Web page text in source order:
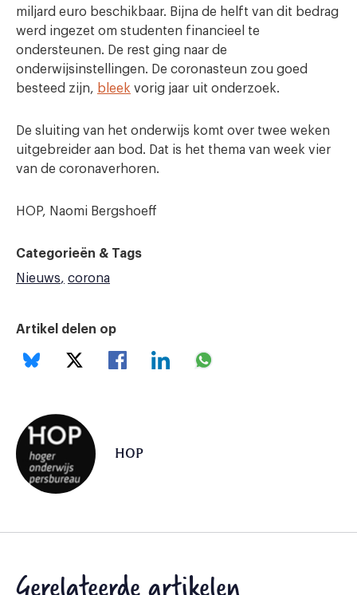
miljard euro beschikbaar. Bijna de helft van dit bedrag
werd ingezet om studenten financieel te
ondersteunen. De rest ging naar de
onderwijsinstellingen. De coronasteun zou goed
besteed zijn, bleek vorig jaar uit onderzoek.
De sluiting van het onderwijs komt over twee weken
uitgebreider aan bod. Dat is het thema van week vier
van de coronaverhoren.
HOP, Naomi Bergshoeff
Categorieën & Tags
Nieuws
corona
Artikel delen op
HOP